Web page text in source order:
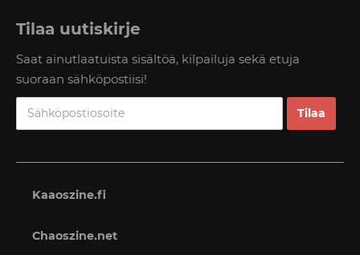
Tilaa uutiskirje
Saat ainutlaatuista sisältöä, kilpailuja sekä etuja
suoraan sähköpostiisi!
Kaaoszine.fi
Chaoszine.net